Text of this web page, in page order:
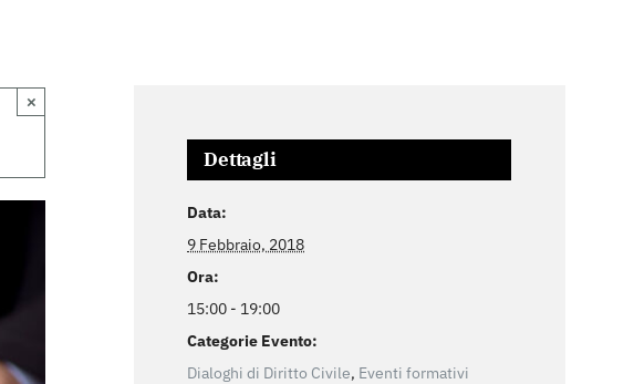
×
Dettagli
Data:
9 Febbraio, 2018
Ora:
15:00 - 19:00
Categorie Evento:
Dialoghi di Diritto Civile, Eventi formativi